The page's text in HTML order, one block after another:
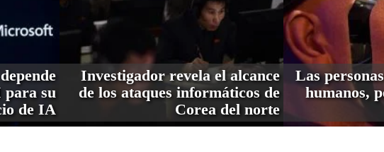
para su
de IA
Investigador revela el alcance
de los ataques informáticos de
Corea del norte
Las
humanos,